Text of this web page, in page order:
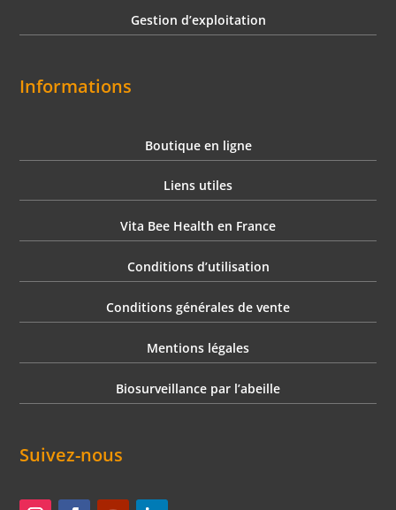
Gestion d’exploitation
Informations
Boutique en ligne
Liens utiles
Vita Bee Health en France
Conditions d’utilisation
Conditions générales de vente
Mentions légales
Biosurveillance par l’abeille
Suivez-nous